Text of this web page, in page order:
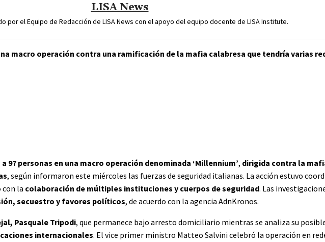
LISA News
por el Equipo de Redacción de LISA News con el apoyo del equipo docente de LISA Institute.
macro operación contra una ramificación de la mafia calabresa que tendría varias
97 personas en una macro operación denominada ‘Millennium’, dirigida contra la
, según informaron este miércoles las fuerzas de seguridad italianas. La acción estuvo
con la colaboración de múltiples instituciones y cuerpos de seguridad. Las
secuestro y favores políticos, de acuerdo con la agencia AdnKronos.
Pasquale Tripodi, que permanece bajo arresto domiciliario mientras se analiza su
internacionales. El vice primer ministro Matteo Salvini celebró la operación en